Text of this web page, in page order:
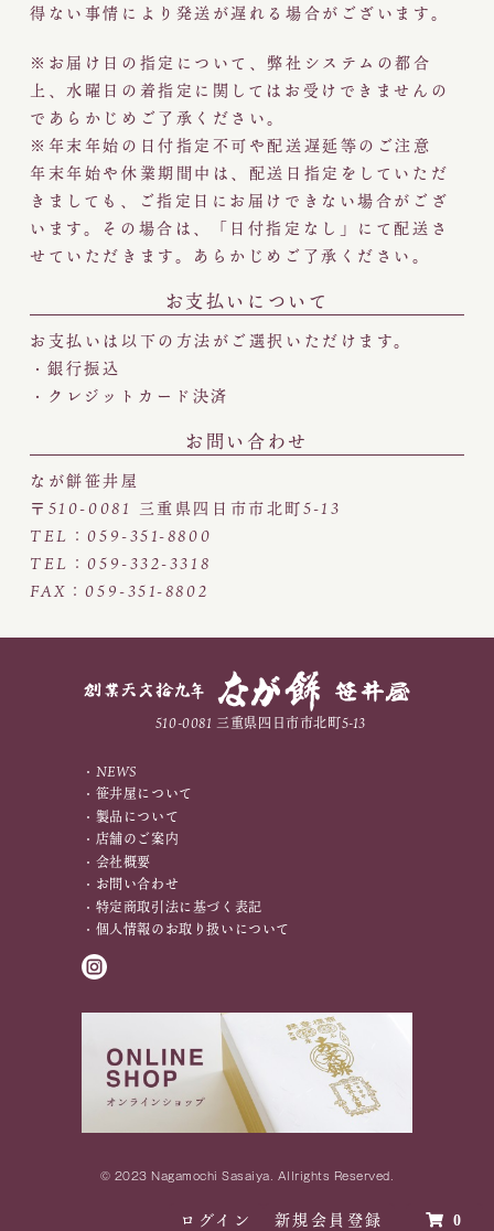
ログイン 新規会員登録 0
得ない事情により発送が遅れる場合がございます。
※お届け日の指定について、弊社システムの都合
上、水曜日の着指定に関してはお受けできませんの
であらかじめご了承ください。
※年末年始の日付指定不可や配送遅延等のご注意
年末年始や休業期間中は、配送日指定をしていただ
きましても、ご指定日にお届けできない場合がござ
います。その場合は、「日付指定なし」にて配送さ
せていただきます。あらかじめご了承ください。
お支払いについて
お支払いは以下の方法がご選択いただけます。
銀行振込
クレジットカード決済
お問い合わせ
なが餅笹井屋
〒510-0081 三重県四日市市北町5-13
TEL：059-351-8800
TEL：059-332-3318
FAX：059-351-8802
510-0081 三重県四日市市北町5-13
NEWS
笹井屋について
製品について
店舗のご案内
会社概要
お問い合わせ
特定商取引法に基づく表記
個人情報のお取り扱いについて
© 2023 Nagamochi Sasaiya . Allrights Reserved.